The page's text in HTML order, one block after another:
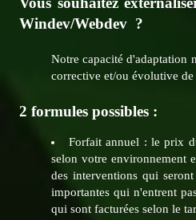
Windev/Webdev ?
Notre capacité d'adaptation
corrective et/ou évolutive
2 formules possibles :
Forfait annuel : le prix
selon votre environnement
des interventions qui
importantes qui n'entrent
qui sont facturées selon le